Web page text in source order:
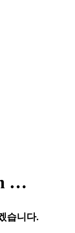
…
습니다.